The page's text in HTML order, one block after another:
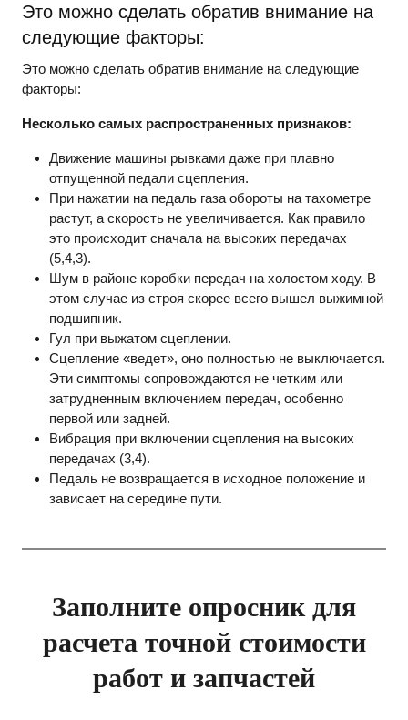
Это можно сделать обратив внимание на
следующие факторы:
Это можно сделать обратив внимание на следующие
факторы:
Несколько самых распространенных признаков:
Движение машины рывками даже при плавно
отпущенной педали сцепления.
При нажатии на педаль газа обороты на тахометре
растут, а скорость не увеличивается. Как правило
это происходит сначала на высоких передачах
(5,4,3).
Шум в районе коробки передач на холостом ходу. В
этом случае из строя скорее всего вышел выжимной
подшипник.
Гул при выжатом сцеплении.
Сцепление «ведет», оно полностью не выключается.
Эти симптомы сопровождаются не четким или
затрудненным включением передач, особенно
первой или задней.
Вибрация при включении сцепления на высоких
передачах (3,4).
Педаль не возвращается в исходное положение и
зависает на середине пути.
Заполните опросник для
расчета точной стоимости
работ и запчастей